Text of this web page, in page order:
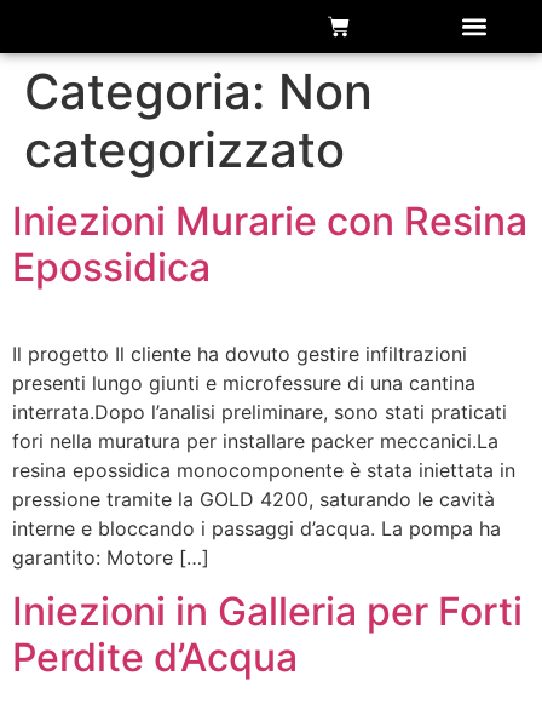
Categoria: Non
categorizzato
Iniezioni Murarie con Resina
Epossidica
Il progetto Il cliente ha dovuto gestire infiltrazioni
presenti lungo giunti e microfessure di una cantina
interrata.Dopo l’analisi preliminare, sono stati praticati
fori nella muratura per installare packer meccanici.La
resina epossidica monocomponente è stata iniettata in
pressione tramite la GOLD 4200, saturando le cavità
interne e bloccando i passaggi d’acqua. La pompa ha
garantito: Motore […]
Iniezioni in Galleria per Forti
Perdite d’Acqua